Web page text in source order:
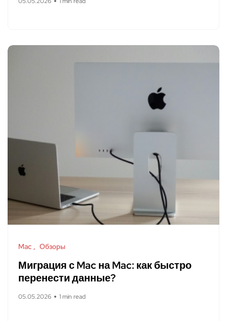
Mac Обзоры
Миграция с Mac на Mac: как быстро
перенести данные?
05.05.2026 1 min read